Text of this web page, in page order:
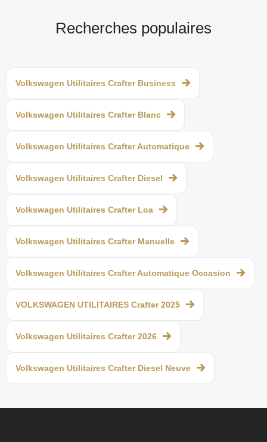
Recherches populaires
Volkswagen Utilitaires Crafter Business
Volkswagen Utilitaires Crafter Blanc
Volkswagen Utilitaires Crafter Automatique
Volkswagen Utilitaires Crafter Diesel
Volkswagen Utilitaires Crafter Loa
Volkswagen Utilitaires Crafter Manuelle
Volkswagen Utilitaires Crafter Automatique Occasion
VOLKSWAGEN UTILITAIRES Crafter 2025
Volkswagen Utilitaires Crafter 2026
Volkswagen Utilitaires Crafter Diesel Neuve